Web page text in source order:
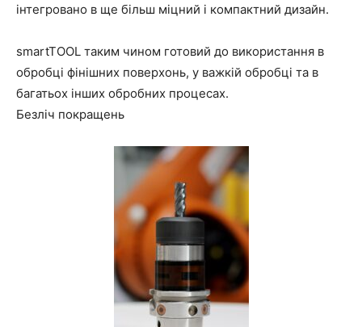
інтегровано в ще більш міцний і компактний дизайн.
smartTOOL таким чином готовий до використання в
обробці фінішних поверхонь, у важкій обробці та в
багатьох інших обробних процесах.
Безліч покращень